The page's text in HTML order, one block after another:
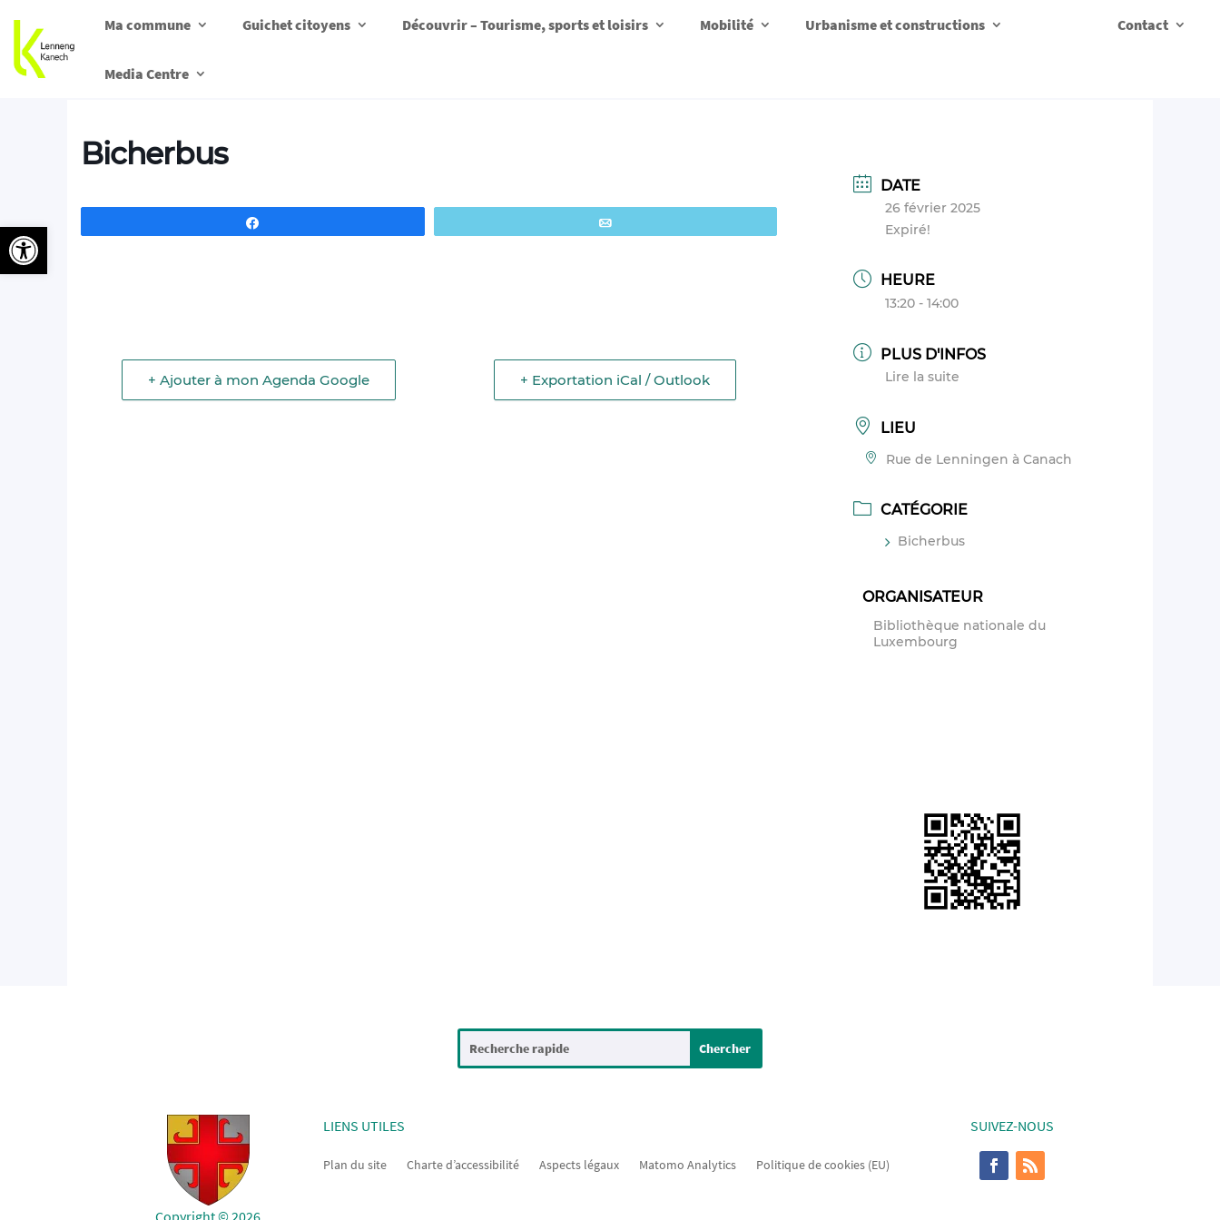
Ma commune Guichet citoyens Découvrir – Tourisme, sports et loisirs Mobilité Urbanisme et constructions Contact
Media Centre
Bicherbus
+ Ajouter à mon Agenda Google + Exportation iCal / Outlook
DATE
26 février 2025
Expiré!
HEURE
13:20 - 14:00
PLUS D'INFOS
Lire la suite
LIEU
Rue de Lenningen à Canach
CATÉGORIE
Bicherbus
ORGANISATEUR
Bibliothèque nationale du
Luxembourg
LIENS UTILES
Plan du site Charte d’accessibilité Aspects légaux Matomo Analytics Politique de cookies (EU)
SUIVEZ-NOUS
Ouvrir la barre d’outils